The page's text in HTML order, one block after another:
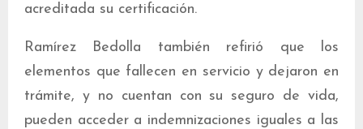
acreditada su certificación.
Ramírez Bedolla también refirió que los
elementos que fallecen en servicio y dejaron en
trámite, y no cuentan con su seguro de vida,
pueden acceder a indemnizaciones iguales a las